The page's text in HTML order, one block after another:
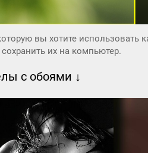
вы хотите использовать
их на компьютер.
с обоями ↓